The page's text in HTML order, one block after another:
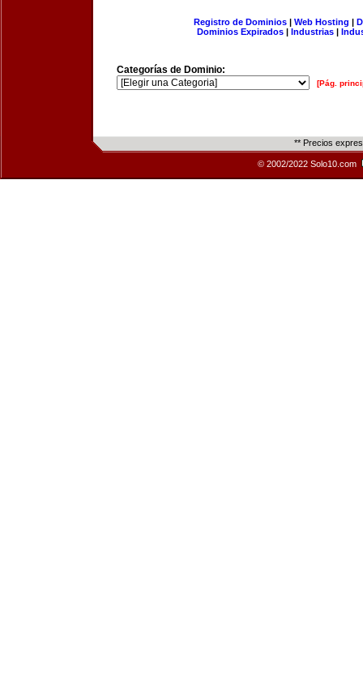
Registro de Dominios| Web Hosting |
Dominios Expirados | Industrias |
Categorías de Dominio:
[Pág.
** Precios
© 2002/2022 Solo10.com